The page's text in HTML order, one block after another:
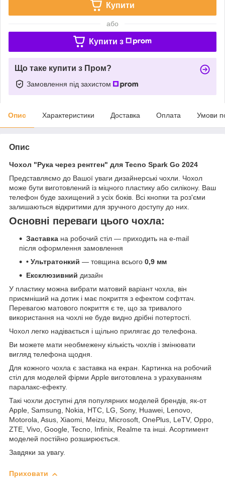
Купити
або
Купити з
Що таке купити з Пром?
Замовлення під захистом
Опис Характеристики Доставка Оплата Умови
Опис
Чохол "Рука через рентген" для Tecno Spark Go 2024
Представляємо до Вашої уваги дизайнерські чохли. Чохол
може бути виготовлений із міцного пластику або силікону. Ваш
телефон буде захищений з усіх боків. Всі кнопки та роз'єми
залишаються відкритими для зручного доступу до них.
Основні переваги цього чохла:
Заставка на робочий стіл — приходить на e-mail
після оформлення замовлення
• Ультратонкий — товщина всього 0,9 мм
Ексклюзивний дизайн
У пластику можна вибрати матовий варіант чохла, він
приємніший на дотик і має покриття з ефектом софттач.
Перевагою матового покриття є те, що за тривалого
використання на чохлі не буде видно дрібні потертості.
Чохол легко надівається і щільно прилягає до телефона.
Ви можете мати необмежену кількість чохлів і змінювати
вигляд телефона щодня.
Для кожного чохла є заставка на екран. Картинка на робочий
стіл для моделей фірми Apple виготовлена з урахуванням
паралакс-ефекту.
Такі чохли доступні для популярних моделей брендів, як-от
Apple, Samsung, Nokia, HTC, LG, Sony, Huawei, Lenovo,
Motorola, Asus, Xiaomi, Meizu, Microsoft, OnePlus, LeTV, Oppo,
ZTE, Vivo, Google, Tecno, Infinix, Realme та інші. Асортимент
моделей постійно розширюється.
Завдяки за увагу.
Приховати